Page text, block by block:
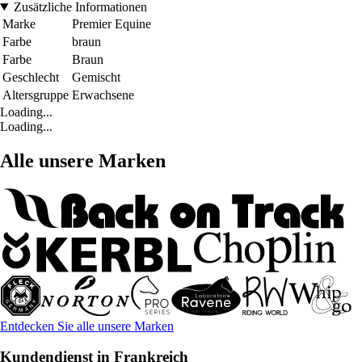
Zusätzliche Informationen
Marke
Premier Equine
Farbe
braun
Farbe
Braun
Geschlecht
Gemischt
Altersgruppe Erwachsene
Loading...
Loading...
Alle unsere Marken
Entdecken Sie alle unsere Marken
Kundendienst in Frankreich